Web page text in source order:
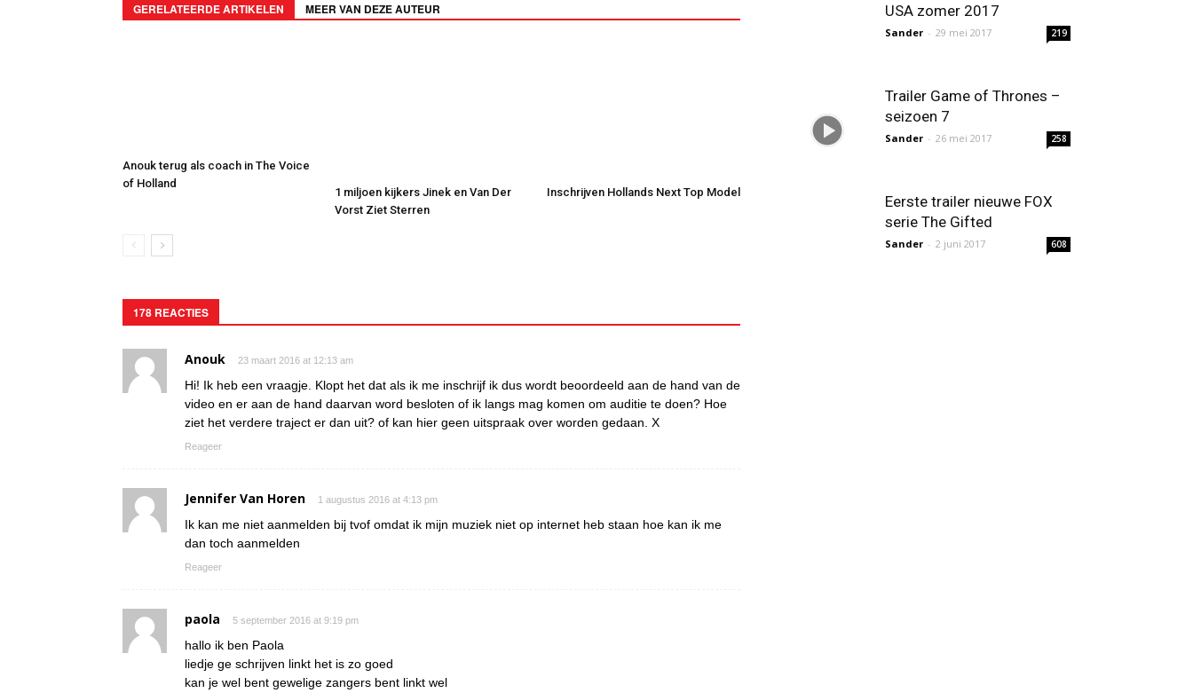
GERELATEERDE ARTIKELEN MEER VAN DEZE AUTEUR
Anouk terug als coach in The Voice
of Holland
1 miljoen kijkers Jinek en Van Der
Vorst Ziet Sterren
Inschrijven Hollands Next Top Model
178 REACTIES
Anouk 23 maart 2016 at 12:13 am
Hi! Ik heb een vraagje. Klopt het dat als ik me inschrijf ik dus wordt beoordeeld aan de hand van de
video en er aan de hand daarvan word besloten of ik langs mag komen om auditie te doen? Hoe
ziet het verdere traject er dan uit? of kan hier geen uitspraak over worden gedaan. X
Reageer
Jennifer Van Horen 1 augustus 2016 at 4:13 pm
Ik kan me niet aanmelden bij tvof omdat ik mijn muziek niet op internet heb staan hoe kan ik me
dan toch aanmelden
Reageer
paola 5 september 2016 at 9:19 pm
hallo ik ben Paola
liedje ge schrijven linkt het is zo goed
kan je wel bent gewelige zangers bent linkt wel
USA zomer 2017
Sander - 29 mei 2017 219
Trailer Game of Thrones –
seizoen 7
Sander - 26 mei 2017 258
Eerste trailer nieuwe FOX
serie The Gifted
Sander - 2 juni 2017 608